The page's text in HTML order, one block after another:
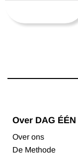
Over DAG ÉÉN
Over ons
De Methode